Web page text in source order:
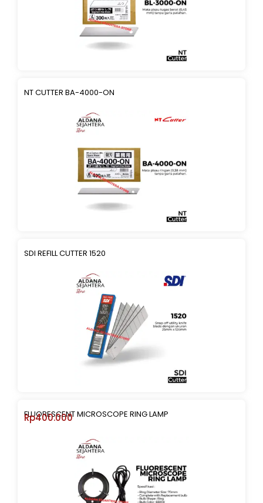
NT CUTTER BA-4000-ON
SDI REFILL CUTTER 1520
FLUORESCENT MICROSCOPE RING LAMP
Rp400.000